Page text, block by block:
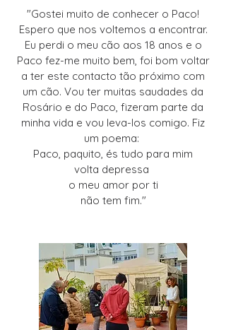
"Gostei muito de conhecer o Paco!
Espero que nos voltemos a encontrar.
Eu perdi o meu cão aos 18 anos e o
Paco fez-me muito bem, foi bom voltar
a ter este contacto tão próximo com
um cão. Vou ter muitas saudades da
Rosário e do Paco, fizeram parte da
minha vida e vou leva-los comigo. Fiz
um poema:
Paco, paquito, és tudo para mim
volta depressa
o meu amor por ti
não tem fim."